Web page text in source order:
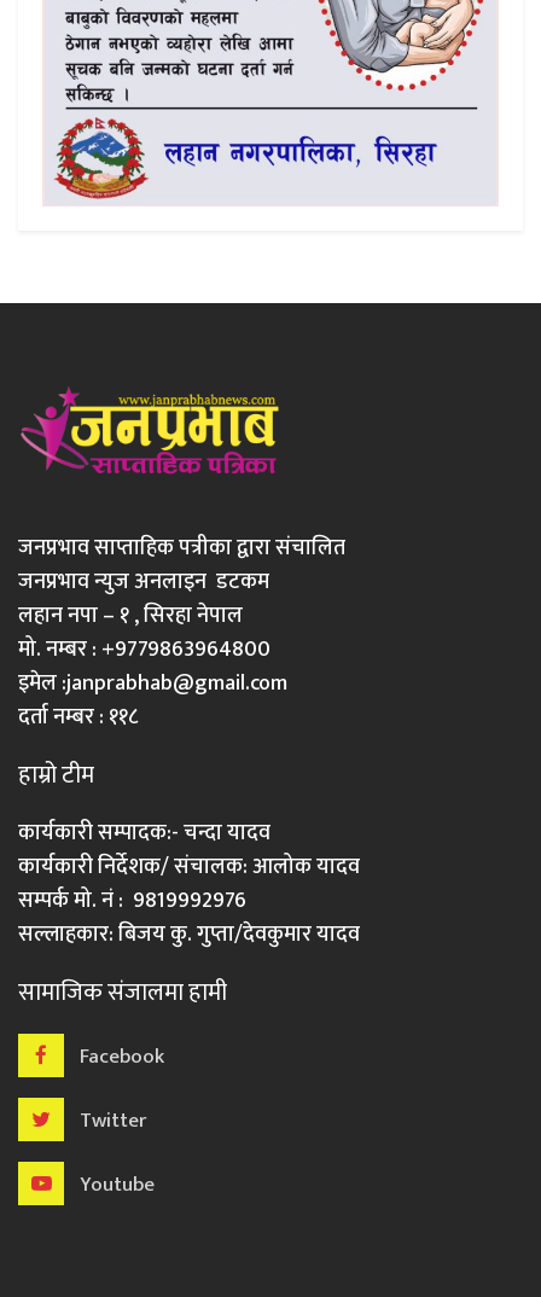
जनप्रभाव साप्ताहिक पत्रीका द्वारा संचालित
जनप्रभाव न्युज अनलाइन डटकम
लहान नपा – १ , सिरहा नेपाल
मो. नम्बर : +9779863964800
इमेल :janprabhab@gmail.com
दर्ता नम्बर : ११८
हाम्रो टीम
कार्यकारी सम्पादक:- चन्दा यादव
कार्यकारी निर्देशक/ संचालक: आलोक यादव
सम्पर्क मो. नं : 9819992976
सल्लाहकार: बिजय कु. गुप्ता/देवकुमार यादव
सामाजिक संजालमा हामी
Facebook
Twitter
Youtube